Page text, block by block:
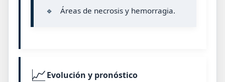
🔹
Áreas de necrosis y hemorragia.
📈Evolución y pronóstico